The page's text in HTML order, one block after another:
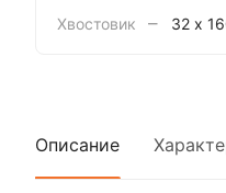
Хвостовик – 32 x
Описание